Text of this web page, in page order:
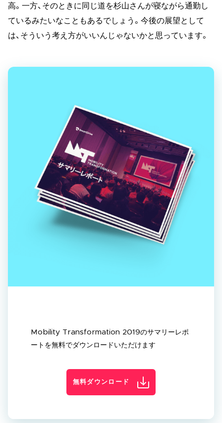
高。一方、そのときに同じ道を杉山さんが寝ながら通勤し
ているみたいなこともあるでしょう。今後の展望として
は、そういう考え方がいいんじゃないかと思っています。
Mobility Transformation 2019のサマリーレポ
ートを無料でダウンロードいただけます
無料ダウンロード